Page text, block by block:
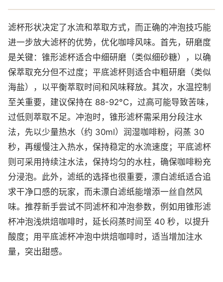
滤杯形状决定了水流和萃取方式，而正确的冲泡技巧能
进一步放大滤杯的优势，优化咖啡风味。首先，研磨度
是关键：锥形滤杯适合中细研磨（类似细砂糖），以确
保萃取充分但不过度；平底滤杯则适合中粗研磨（类似
海盐），以平衡萃取时间和风味释放。其次，水温控制
至关重要，建议保持在 88-92°C，过高可能导致苦味，
过低则萃取不足。冲泡时，锥形滤杯需采用分段注水
法，先以少量热水（约 30ml）润湿咖啡粉，闷蒸 30
秒，再缓慢注入热水，保持稳定的水流速度；平底滤杯
则可采用持续注水法，保持均匀的水柱，确保咖啡粉充
分浸泡。此外，滤纸的选择也很重要，漂白滤纸适合追
求干净口感的玩家，而未漂白滤纸能增添一丝自然风
味。推荐新手尝试不同滤杯和冲泡参数，例如用锥形滤
杯冲泡浅烘焙咖啡时，延长闷蒸时间至 40 秒，以提升
酸度；用平底滤杯冲泡中烘焙咖啡时，适当增加注水
量，突出甜感。